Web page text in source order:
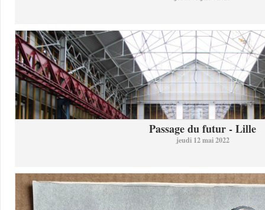
Passage du futur - Lille
jeudi 12 mai 2022